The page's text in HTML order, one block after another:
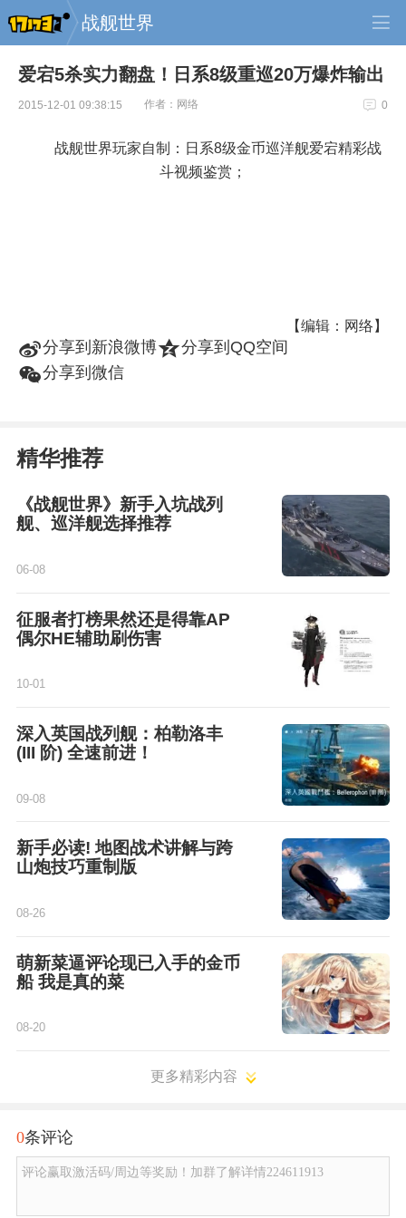
战舰世界
爱宕5杀实力翻盘！日系8级重巡20万爆炸输出
2015-12-01 09:38:15 作者：网络 0
战舰世界玩家自制：日系8级金币巡洋舰爱宕精彩战
斗视频鉴赏；
【编辑：网络】
t分享到新浪微博z分享到QQ空间
w分享到微信
精华推荐
《战舰世界》新手入坑战列
舰、巡洋舰选择推荐
06-08
征服者打榜果然还是得靠AP
偶尔HE辅助刷伤害
10-01
深入英国战列舰：柏勒洛丰
(III 阶) 全速前进！
09-08
新手必读! 地图战术讲解与跨
山炮技巧重制版
08-26
萌新菜逼评论现已入手的金币
船 我是真的菜
08-20
更多精彩内容
0条评论
评论赢取激活码/周边等奖励！加群了解详情224611913